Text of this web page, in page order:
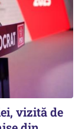
vizită de